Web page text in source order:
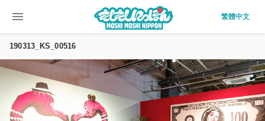
menu 繁體中文
190313_KS_00516